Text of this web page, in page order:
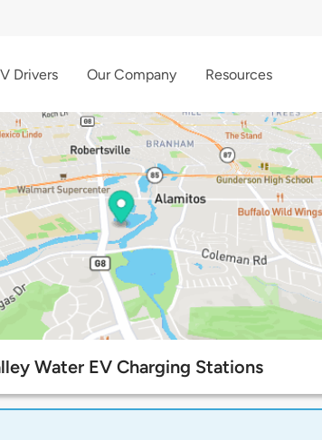
Drivers Our Company Resources
Water EV Charging Stations